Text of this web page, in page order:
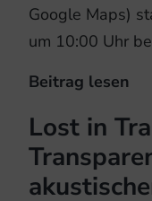
Google Maps)
um 10:00 Uhr
Beitrag lesen
Lost in